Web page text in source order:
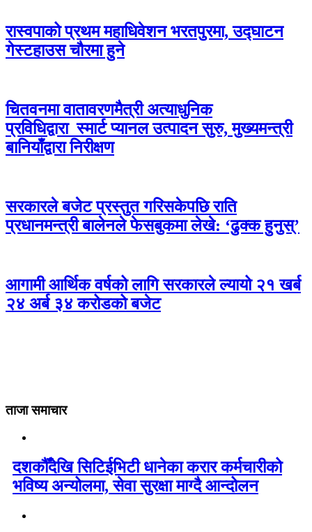
रास्वपाको प्रथम महाधिवेशन भरतपुरमा, उद्घाटन
गेस्टहाउस चौरमा हुने
चितवनमा वातावरणमैत्री अत्याधुनिक
प्रविधिद्वारा स्मार्ट प्यानल उत्पादन सुरु, मुख्यमन्त्री
बानियाँद्वारा निरीक्षण
सरकारले बजेट प्रस्तुत गरिसकेपछि राति
प्रधानमन्त्री बालेनले फेसबुकमा लेखे: ‘ढुक्क हुनुस्’
आगामी आर्थिक वर्षको लागि सरकारले ल्यायो २१ खर्ब
२४ अर्ब ३४ करोडको बजेट
ताजा समाचार
दशकौँदेखि सिटिईभिटी धानेका करार कर्मचारीको
भविष्य अन्योलमा, सेवा सुरक्षा माग्दै आन्दोलन